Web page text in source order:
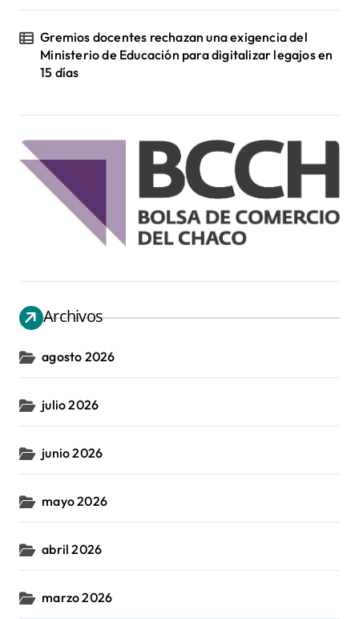
Gremios docentes rechazan una exigencia del
Ministerio de Educación para digitalizar legajos en
15 días
Archivos
agosto 2026
julio 2026
junio 2026
mayo 2026
abril 2026
marzo 2026